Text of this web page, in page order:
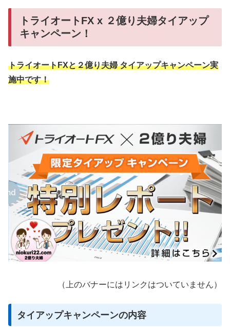
トライオートFX x ２億り夫婦タイアップ
キャンペーン！
トライオートFXと２億り夫婦 タイアップキャンペーン実
施中です！
（上のバナーにはリンクはついていません）
タイアップキャンペーンの内容